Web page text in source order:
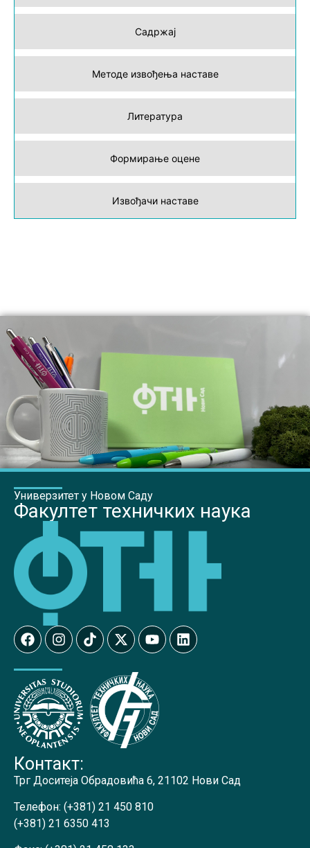
Садржај
Методе извођења наставе
Литература
Формирање оцене
Извођачи наставе
Универзитет у Новом Саду
Факултет техничких наука
Контакт:
Трг Доситеја Обрадовића 6, 21102 Нови Сад
Телефон: (+381) 21 450 810
(+381) 21 6350 413